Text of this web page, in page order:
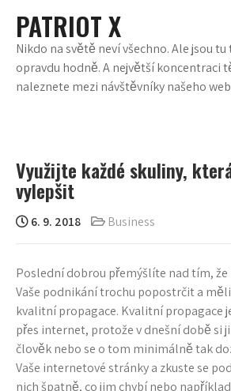
content
PATRIOT X
Nikdo na světě neví všechno. Ale jsou
opravdu hodně. A největší koncentraci
naleznete mezi návštěvníky našeho
Využijte každé skuliny,
vylepšit
6. 9. 2018 Business
Poslední dobrou přemýšlíte nad tím,
Vaše podnikání trochu popostrčit a
kvalitní propagace. Kvalitní propagace
přes internet, protože v dnešní době si
člověk nebo se o tom minimálně tak
Vaše internetové stránky a zkuste se
nich špatně, co jim chybí nebo